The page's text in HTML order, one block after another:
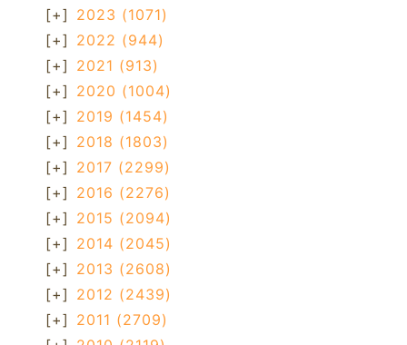
[+] 2023 (1071)
[+] 2022 (944)
[+] 2021 (913)
[+] 2020 (1004)
[+] 2019 (1454)
[+] 2018 (1803)
[+] 2017 (2299)
[+] 2016 (2276)
[+] 2015 (2094)
[+] 2014 (2045)
[+] 2013 (2608)
[+] 2012 (2439)
[+] 2011 (2709)